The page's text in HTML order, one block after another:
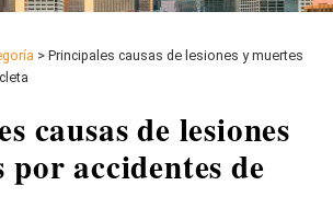
> Principales causas de lesiones y muertes
causas de lesiones
por accidentes de